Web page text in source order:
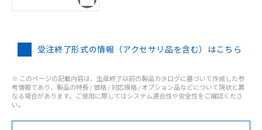
受注終了形式の情報（アクセサリ品を含む）はこちら
※ このページの記載内容は、生産終了以前の製品カタログに基づいて作成した参
考情報であり、製品の特長 / 価格 / 対応規格 / オプション品などについて現状と異
なる場合があります。ご使用に際してはシステム適合性や安全性をご確認くださ
い。